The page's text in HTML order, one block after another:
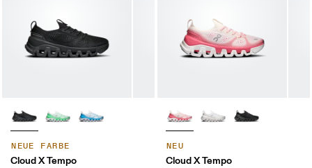
NEUE FARBE
Cloud X Tempo
NEU
Cloud X Tempo